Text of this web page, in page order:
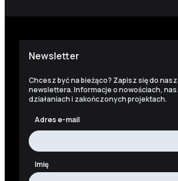
Newsletter
Chcesz być na bieżąco? Zapisz się do
newslettera. Informacje o nowościach,
działaniach i zakończonych projektach.
Adres e-mail
Imię